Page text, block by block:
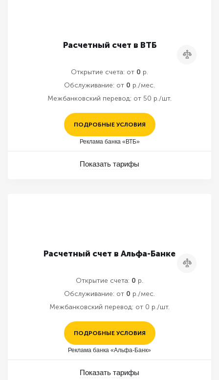
Расчетный счет в ВТБ
Сравнить
Открытие счета: от 0 р.
Обслуживание: от 0 р./мес.
Межбанковский перевод: от 50 р./шт.
ПОДРОБНЫЕ УСЛОВИЯ
Реклама банка «ВТБ»
Показать тарифы
Расчетный счет в Альфа-Банке
Сравнить
Открытие счета: 0 р.
Обслуживание: от 0 р./мес.
Межбанковский перевод: от 0 р./шт.
ПОДРОБНЫЕ УСЛОВИЯ
Реклама банка «Альфа-Банк»
Показать тарифы